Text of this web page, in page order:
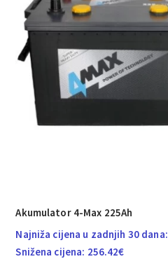
Akumulator 4-Max 225Ah
Najniža cijena u zadnjih 30 dana:
Snižena cijena: 256.42€